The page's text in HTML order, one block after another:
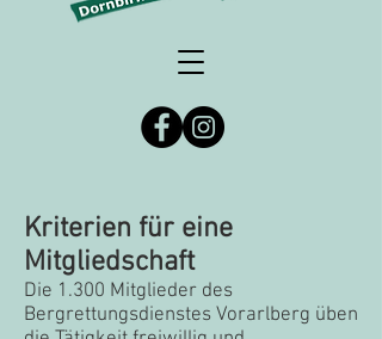
Kriterien für eine
Mitgliedschaft
Die 1.300 Mitglieder des
Bergrettungsdienstes Vorarlberg üben